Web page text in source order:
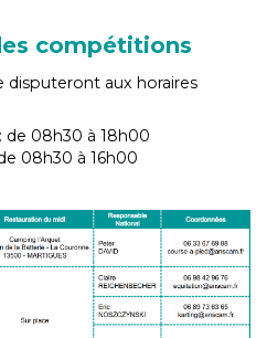
compétitions
disputeront aux horaires
de 08h30 à 18h00
08h30 à 16h00